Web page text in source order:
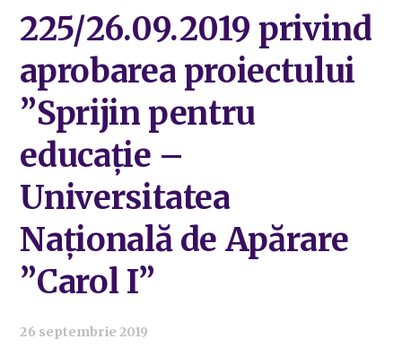
225/26.09.2019 privind
aprobarea proiectului
”Sprijin pentru
educație –
Universitatea
Națională de Apărare
”Carol I”
26 septembrie 2019